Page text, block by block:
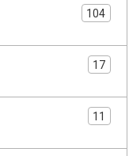
104
17
11